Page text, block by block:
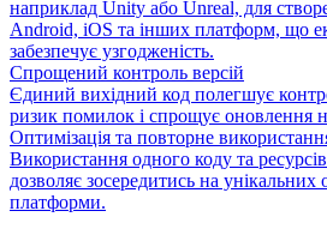
наприклад Unity або Unreal, для
Android, iOS та інших платформ, що
забезпечує узгодженість.
Спрощений контроль версій
Єдиний вихідний код полегшує
ризик помилок і спрощує оновлення
Оптимізація та повторне
Використання одного коду та
дозволяє зосередитись на
платформи.